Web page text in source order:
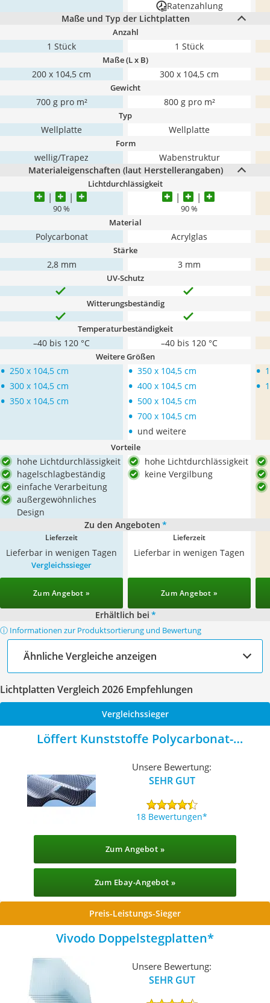
Ratenzahlung
Maße und Typ der Lichtplatten
Anzahl
1 Stück 1 Stück
Maße (L x B)
200 x 104,5 cm 300 x 104,5 cm
Gewicht
700 g pro m² 800 g pro m²
Typ
Wellplatte Wellplatte
Form
wellig/Trapez
Wabenstruktur
Materialeigenschaften (laut Herstellerangaben)
Lichtdurchlässigkeit
90 % 90 %
Material
Polycarbonat Acrylglas
Stärke
2,8 mm 3 mm
UV-Schutz
Witterungsbeständig
Temperaturbeständigkeit
–40 bis 120 °C –40 bis 120 °C
Weitere Größen
• 250 x 104,5 cm
• 300 x 104,5 cm
• 350 x 104,5 cm
• 350 x 104,5 cm
• 400 x 104,5 cm
• 500 x 104,5 cm
• 700 x 104,5 cm
• und weitere
•
•
Vorteile
hohe Lichtdurchlässigkeit
hagelschlagbeständig
einfache Verarbeitung
außergewöhnliches
Design
hohe Lichtdurchlässigkeit
keine Vergilbung
Zu den Angeboten *
Lieferzeit
Lieferbar in wenigen Tagen
Lieferzeit
Lieferbar in wenigen Tagen
Vergleichssieger
Zum Angebot » Zum Angebot »
Erhältlich bei *
ⓘ Informationen zur Produktsortierung und Bewertung
Ähnliche Vergleiche anzeigen
Lichtplatten Vergleich 2026 Empfehlungen
Vergleichssieger
Löffert Kunststoffe Polycarbonat-
Unsere Bewertung:
SEHR GUT
18 Bewertungen
Zum Angebot »
Zum Ebay-Angebot »
Preis-Leistungs-Sieger
Vivodo Doppelstegplatten
Unsere Bewertung:
SEHR GUT